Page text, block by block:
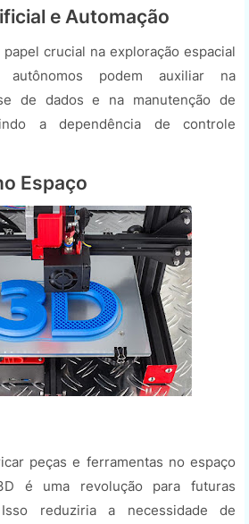
e Automação
crucial na exploração espacial
autônomos podem auxiliar na
de dados e na manutenção de
a dependência de controle
Espaço
peças e ferramentas no espaço
é uma revolução para futuras
reduziria a necessidade de